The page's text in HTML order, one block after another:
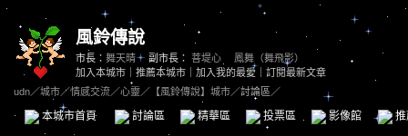
風鈴傳說
市長： 舞天晴 副市長： 菩堤心
鳳舞（舞飛影）
加入本城市
推薦本城市 加入我的最愛
訂閱最新文章
udn／城市／情感交流／心靈／ 【風鈴傳說】城市／討論區／
本城市首頁 討論區 精華區 投票區 影像館